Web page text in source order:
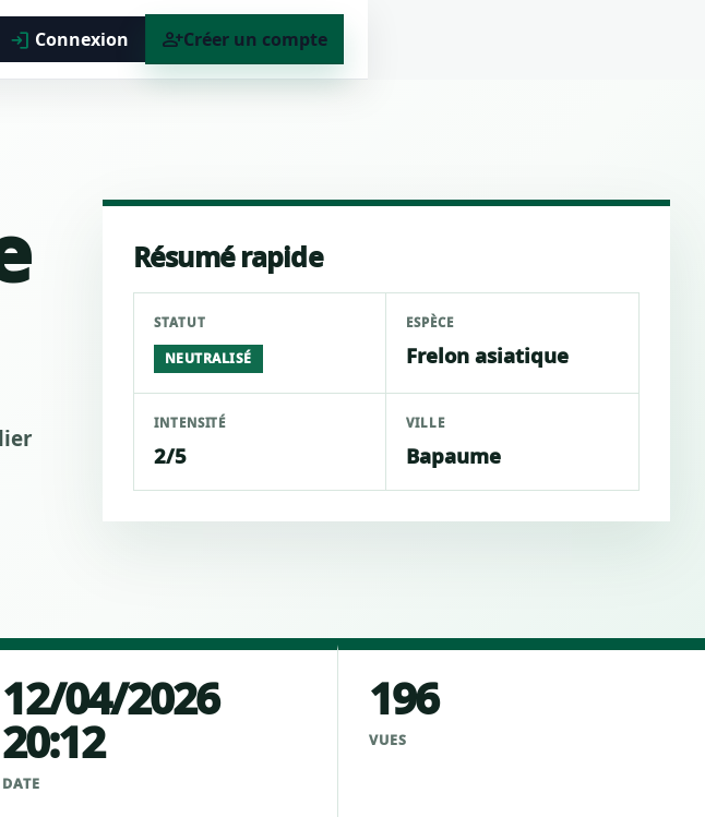
login Connexion person_addCréer un compte
Résumé rapide
STATUT
NEUTRALISÉ
ESPÈCE
Frelon asiatique
INTENSITÉ
2/5
VILLE
Bapaume
12/04/2026
20:12
DATE
196
VUES